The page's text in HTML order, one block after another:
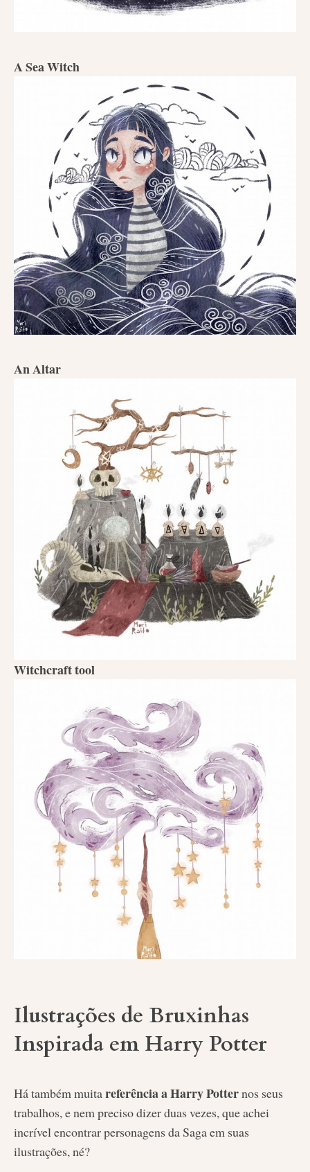
A Sea Witch
An Altar
Witchcraft tool
Ilustrações de Bruxinhas
Inspirada em Harry Potter
Há também muitareferência a Harry Potternos seus
trabalhos, e nem preciso dizer duas vezes, que achei
incrível encontrar personagens da Saga em suas
ilustrações, né?